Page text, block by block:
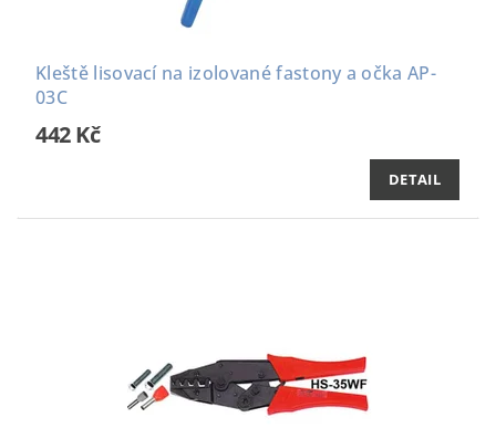
Kleště lisovací na izolované fastony a očka AP-
03C
442 Kč
DETAIL